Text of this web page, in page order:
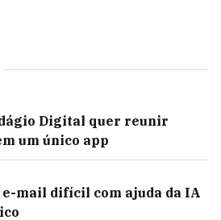
Digital quer reunir
um único app
e-mail difícil com ajuda da IA